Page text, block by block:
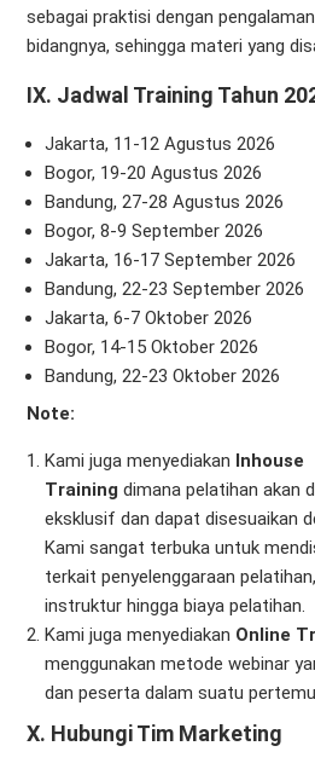
sebagai praktisi dengan
bidangnya, sehingga materi yang
IX. Jadwal Training Tahun
Jakarta, 11-12 Agustus 2026
Bogor, 19-20 Agustus 2026
Bandung, 27-28 Agustus 2026
Bogor, 8-9 September 2026
Jakarta, 16-17 September 2026
Bandung, 22-23 September 2026
Jakarta, 6-7 Oktober 2026
Bogor, 14-15 Oktober 2026
Bandung, 22-23 Oktober 2026
Note:
Kami juga menyediakan Inhouse
Training dimana pelatihan akan
eksklusif dan dapat disesuaikan
Kami sangat terbuka untuk
terkait penyelenggaraan
instruktur hingga biaya pelatihan.
Kami juga menyediakan Online
menggunakan metode webinar
dan peserta dalam suatu
X. Hubungi Tim Marketing